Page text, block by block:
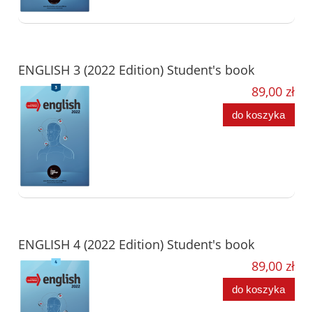
ENGLISH 3 (2022 Edition) Student's book
89,00 zł
do koszyka
ENGLISH 4 (2022 Edition) Student's book
89,00 zł
do koszyka